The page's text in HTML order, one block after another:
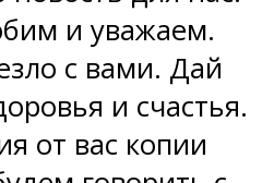
и уважаем.
с вами. Дай
и счастья.
от вас копии